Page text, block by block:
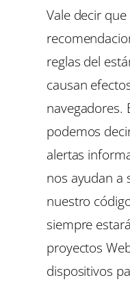
Vale decir que
reglas del
causan
navegadores.
podemos
alertas
nos ayudan a
nuestro
siempre
proyectos
dispositivos